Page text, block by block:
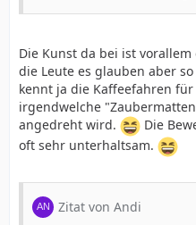
Die Kunst da bei ist
die Leute es glauben aber
kennt ja die Kaffeefahren
irgendwelche
angedreht wird.
Die
oft sehr unterhaltsam.
Zitat von Andi